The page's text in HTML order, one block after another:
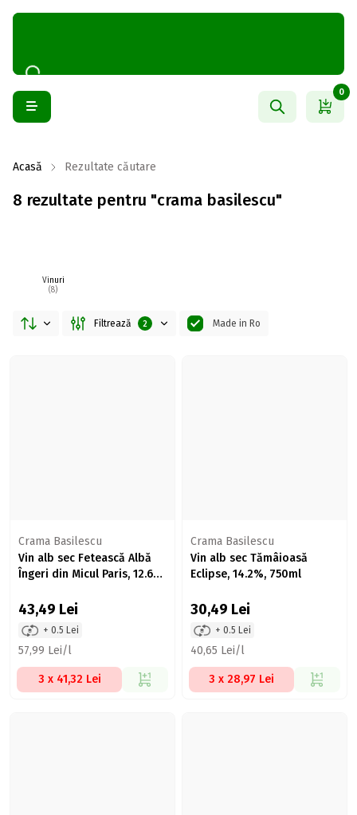
0
Acasă Rezultate căutare
8 rezultate pentru "crama basilescu"
Vinuri
(8)
Filtrează 2 Made in Ro
Crama Basilescu
Vin alb sec Fetească Albă
Îngeri din Micul Paris, 12.6%,
43,49 Lei
+ 0.5 Lei
57,99 Lei/l
3 x 41,32 Lei
Crama Basilescu
Vin alb sec Tămâioasă
Eclipse, 14.2%, 750ml
30,49 Lei
+ 0.5 Lei
40,65 Lei/l
3 x 28,97 Lei